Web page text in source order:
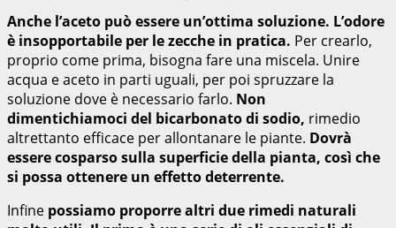
Anche l’aceto può essere un’ottima soluzione. L’odore
è insopportabile per le zecche in pratica. Per crearlo,
proprio come prima, bisogna fare una miscela. Unire
acqua e aceto in parti uguali, per poi spruzzare la
soluzione dove è necessario farlo. Non
dimentichiamoci del bicarbonato di sodio, rimedio
altrettanto efficace per allontanare le piante. Dovrà
essere cosparso sulla superficie della pianta, così che
si possa ottenere un effetto deterrente.
Infine possiamo proporre altri due rimedi naturali